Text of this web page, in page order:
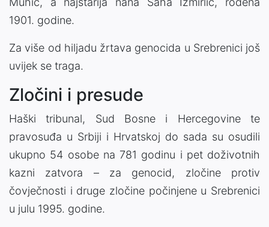
1901. godine.
Za više od hiljadu žrtava genocida u Srebrenici još
uvijek se traga.
Zločini i presude
Haški tribunal, Sud Bosne i Hercegovine te
pravosuđa u Srbiji i Hrvatskoj do sada su osudili
ukupno 54 osobe na 781 godinu i pet doživotnih
kazni zatvora – za genocid, zločine protiv
čovječnosti i druge zločine počinjene u Srebrenici
u julu 1995. godine.